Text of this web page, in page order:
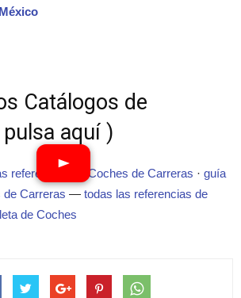
Catálogos de
aquí )
referencias de Coches de Carreras · guía
Carreras — todas las referencias de
de Coches